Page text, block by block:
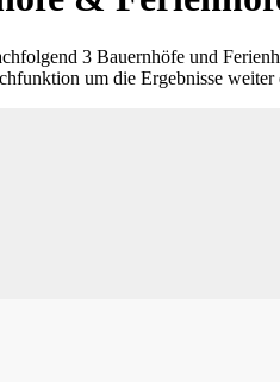
3 Bauernhöfe und
um die Ergebnisse weiter